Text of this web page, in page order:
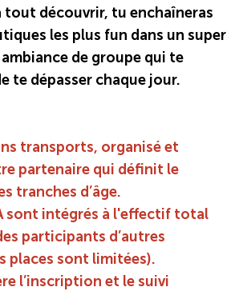
tout découvrir, tu enchaîneras
les plus fun dans un super
de groupe qui te
te dépasser chaque jour.
transports, organisé et
partenaire qui définit le
tranches d’âge.
sont intégrés à l'effectif total
participants d’autres
places sont limitées).
l’inscription et le suivi